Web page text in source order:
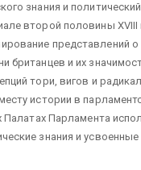
знания и
второй половины XVIII
представлений
британцев и их
тори, вигов и
истории в
Палатах Парламента
знания и усвоенные